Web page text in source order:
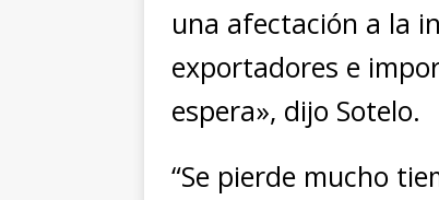
una afectación a la
exportadores e
espera», dijo Sotelo.
“Se pierde mucho